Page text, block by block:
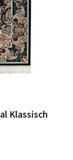
Klassisch